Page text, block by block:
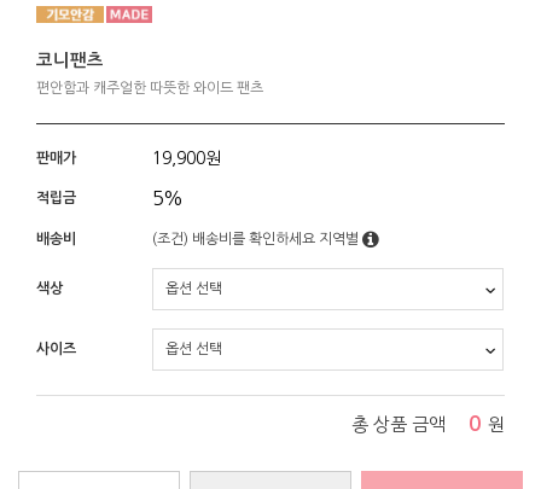
코니팬츠
편안함과 캐주얼한 따뜻한 와이드 팬츠
판매가 19,900원
적립금 5%
배송비 (조건) 배송비를 확인하세요 지역별
색상
사이즈
총 상품 금액 0 원